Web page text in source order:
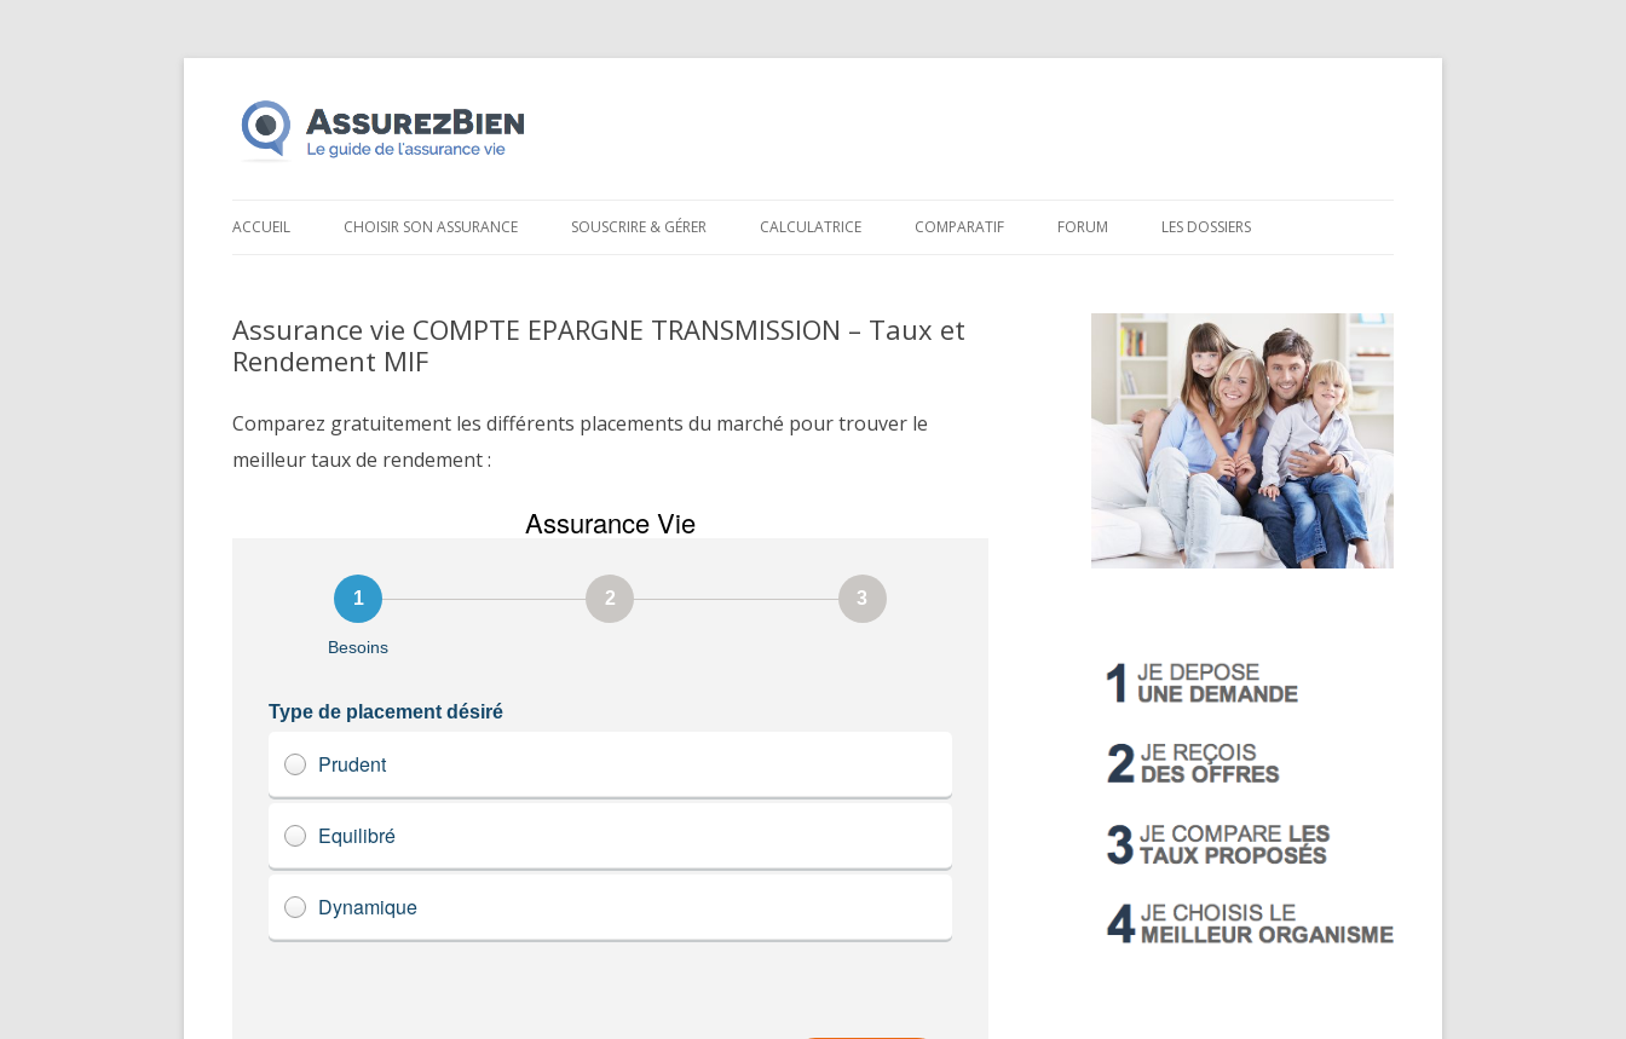
au
ACCUEIL CHOISIR SON ASSURANCE SOUSCRIRE & GÉRER CALCULATRICE COMPARATIF FORUM LES DOSSIERS
CODEVI
COMPTE À TERME
CSL
LDD
LEP
PEL
PERP
Assurance vie COMPTE EPARGNE TRANSMISSION – Taux et
Rendement MIF
Comparez gratuitement les différents placements du marché pour trouver le
meilleur taux de rendement :